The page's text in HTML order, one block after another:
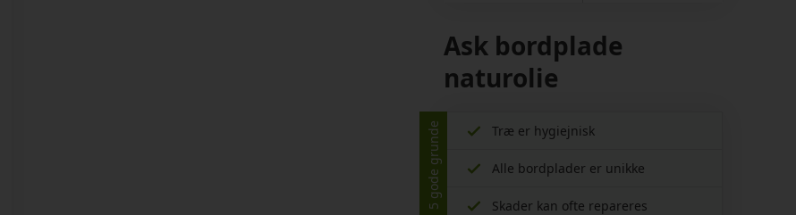
Ask bordplade
naturolie
5 gode grunde Træ er hygiejnisk
Alle bordplader er unikke
Skader kan ofte repareres